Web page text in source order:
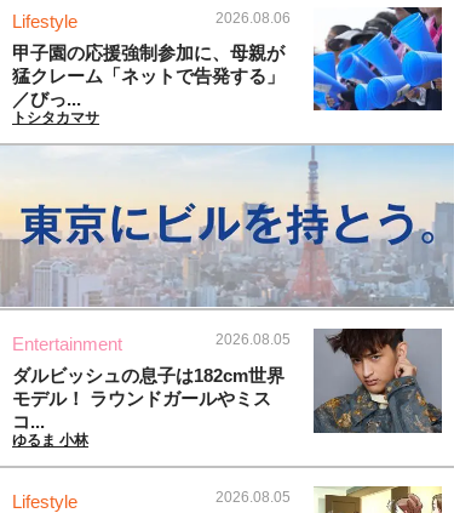
Lifestyle 2026.08.06
甲子園の応援強制参加に、母親が
猛クレーム「ネットで告発する」
／びっ...
トシタカマサ
Entertainment 2026.08.05
ダルビッシュの息子は182cm世界
モデル！ ラウンドガールやミス
コ...
ゆるま 小林
Lifestyle 2026.08.05